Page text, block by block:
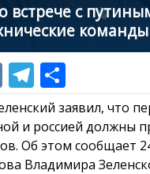
встрече с
команды
заявил, что
и россией должны
Об этом сообщает
Владимира